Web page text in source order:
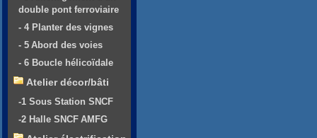
double pont ferroviaire
- 4 Planter des vignes
- 5 Abord des voies
- 6 Boucle hélicoïdale
Atelier décor/bâti
-1 Sous Station SNCF
-2 Halle SNCF AMFG